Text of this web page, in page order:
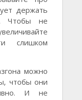
держать
Чтобы не
слишком
можно
чтобы они
И не